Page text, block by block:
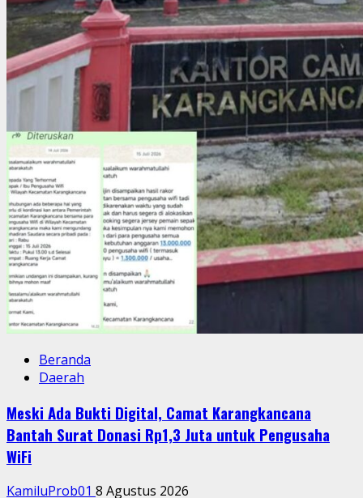
Beranda
Daerah
Meski Ada Bukti Digital, Camat Karangkancana
Bantah Surat Donasi Rp1,3 Juta untuk Pengusaha
WiFi
KamiluProb01 8 Agustus 2026